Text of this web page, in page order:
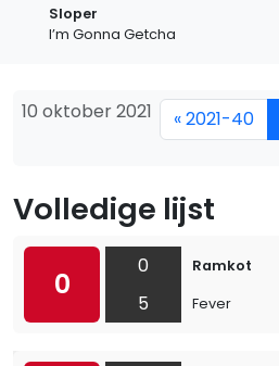
Sloper
I’m Gonna Getcha
10 oktober 2021 « 2021-40
Volledige lijst
0
0
5
Ramkot
Fever